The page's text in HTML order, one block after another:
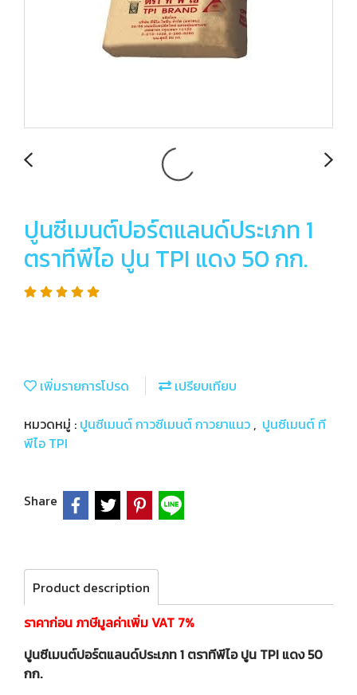
ปูนซีเมนต์ปอร์ตแลนด์ประเภท 1
ตราทีพีไอ ปูน TPI แดง 50 กก.
เพิ่มรายการโปรด
เปรียบเทียบ
หมวดหมู่ : ปูนซีเมนต์ กาวซีเมนต์ กาวยาแนว , ปูนซีเมนต์ ที
พีไอ TPI
Share
Product description
ราคาก่อน ภาษีมูลค่าเพิ่ม VAT 7%
ปูนซีเมนต์ปอร์ตแลนด์ประเภท 1 ตราทีพีไอ ปูน TPI แดง 50
กก.